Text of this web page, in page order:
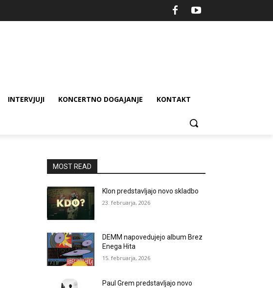
INTERVJUJI KONCERTNO DOGAJANJE KONTAKT
MOST READ
Klon predstavljajo novo skladbo
23. februarja, 2026
DEMM napovedujejo album Brez
Enega Hita
15. februarja, 2026
Paul Grem predstavljajo novo